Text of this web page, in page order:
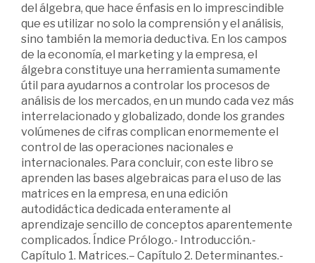
del álgebra, que hace énfasis en lo imprescindible
que es utilizar no solo la comprensión y el análisis,
sino también la memoria deductiva. En los campos
de la economía, el marketing y la empresa, el
álgebra constituye una herramienta sumamente
útil para ayudarnos a controlar los procesos de
análisis de los mercados, en un mundo cada vez más
interrelacionado y globalizado, donde los grandes
volúmenes de cifras complican enormemente el
control de las operaciones nacionales e
internacionales. Para concluir, con este libro se
aprenden las bases algebraicas para el uso de las
matrices en la empresa, en una edición
autodidáctica dedicada enteramente al
aprendizaje sencillo de conceptos aparentemente
complicados. Índice Prólogo.- Introducción.-
Capítulo 1. Matrices.– Capítulo 2. Determinantes.-